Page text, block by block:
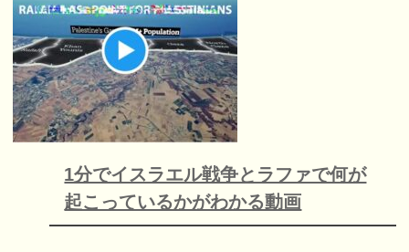
1分でイスラエル戦争とラファで何が
起こっているかがわかる動画